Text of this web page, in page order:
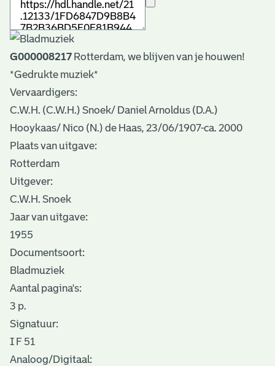
G000008217 Rotterdam, we blijven van je houwen!
*Gedrukte muziek*
Vervaardigers:
C.W.H. (C.W.H.) Snoek/ Daniel Arnoldus (D.A.)
Hooykaas/ Nico (N.) de Haas, 23/06/1907-ca. 2000
Plaats van uitgave:
Rotterdam
Uitgever:
C.W.H. Snoek
Jaar van uitgave:
1955
Documentsoort:
Bladmuziek
Aantal pagina's:
3 p.
Signatuur:
I F 51
Analoog/Digitaal: